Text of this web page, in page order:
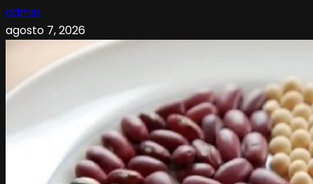
admin
agosto 7, 2026